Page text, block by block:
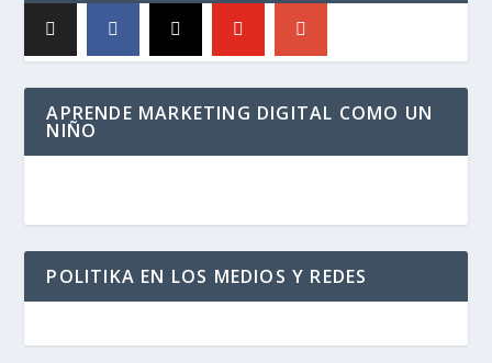
APRENDE MARKETING DIGITAL COMO UN
NIÑO
POLITIKA EN LOS MEDIOS Y REDES